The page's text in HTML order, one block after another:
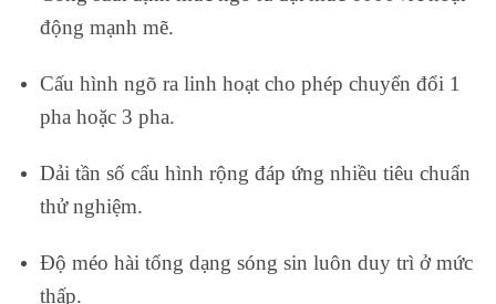
động mạnh mẽ.
Cấu hình ngõ ra linh hoạt cho phép chuyển đổi 1
pha hoặc 3 pha.
Dải tần số cấu hình rộng đáp ứng nhiều tiêu chuẩn
thử nghiệm.
Độ méo hài tổng dạng sóng sin luôn duy trì ở mức
thấp.